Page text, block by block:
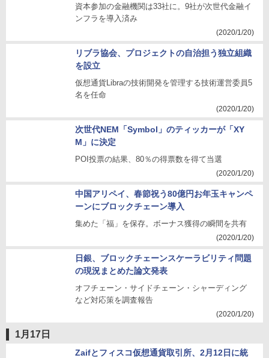
資本参加の金融機関は33社に。9社が次世代金融イ
ンフラを導入済み
(2020/1/20)
リブラ協会、プロジェクトの自治担う独立組織
を設立
仮想通貨Libraの技術開発を管理する技術運営委員5
名を任命
(2020/1/20)
次世代NEM「Symbol」のティッカーが「XY
M」に決定
POI投票の結果、80％の得票数を得て当選
(2020/1/20)
中国アリペイ、春節祝う80億円お年玉キャンペ
ーンにブロックチェーン導入
集めた「福」を保存。ボーナス獲得の瞬間を共有
(2020/1/20)
日銀、ブロックチェーンスケーラビリティ問題
の現況まとめた論文発表
オフチェーン・サイドチェーン・シャーディング
など対応策を調査報告
(2020/1/20)
1月17日
Zaifとフィスコ仮想通貨取引所、2月12日に統